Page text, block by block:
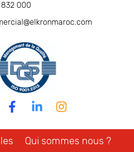
000
Qui sommes nous ?